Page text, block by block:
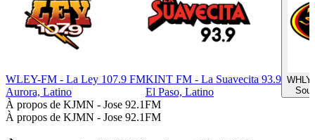
WLEY-FM - La Ley 107.9 FM
Aurora, Latino
KINT FM - La Suavecita 93.9
El Paso, Latino
À propos de KJMN - Jose 92.1FM
À propos de KJMN - Jose 92.1FM